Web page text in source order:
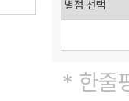
* 한줄